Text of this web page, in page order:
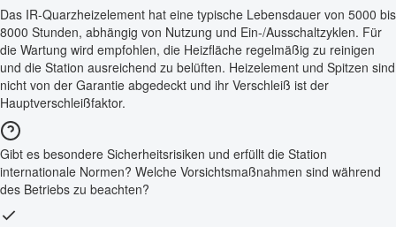
Das IR-Quarzheizelement hat eine typische Lebensdauer von 5000 bis
8000 Stunden, abhängig von Nutzung und Ein-/Ausschaltzyklen. Für
die Wartung wird empfohlen, die Heizfläche regelmäßig zu reinigen
und die Station ausreichend zu belüften. Heizelement und Spitzen sind
nicht von der Garantie abgedeckt und ihr Verschleiß ist der
Hauptverschleißfaktor.
Gibt es besondere Sicherheitsrisiken und erfüllt die Station
internationale Normen? Welche Vorsichtsmaßnahmen sind während
des Betriebs zu beachten?